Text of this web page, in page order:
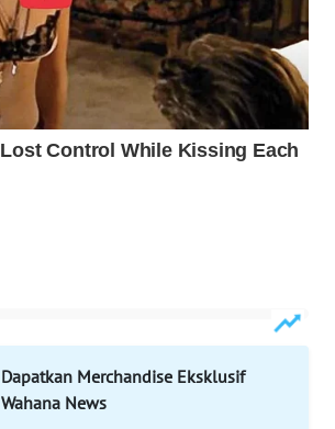
Dapatkan Merchandise Eksklusif
Wahana News